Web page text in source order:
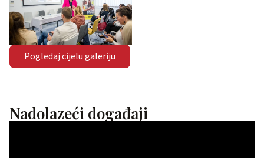
Pogledaj cijelu galeriju
Nadolazeći događaji